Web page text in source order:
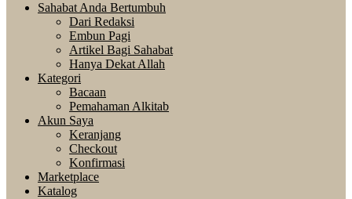
Sahabat Anda Bertumbuh
Dari Redaksi
Embun Pagi
Artikel Bagi Sahabat
Hanya Dekat Allah
Kategori
Bacaan
Pemahaman Alkitab
Akun Saya
Keranjang
Checkout
Konfirmasi
Marketplace
Katalog